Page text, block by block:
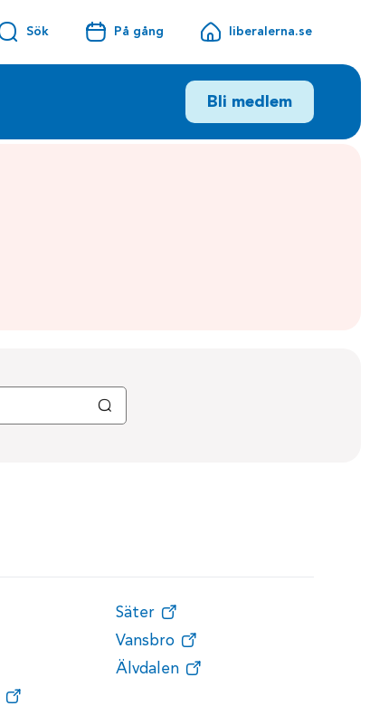
Sök På gång liberalerna.se
Bli medlem
Säter
Vansbro
Älvdalen